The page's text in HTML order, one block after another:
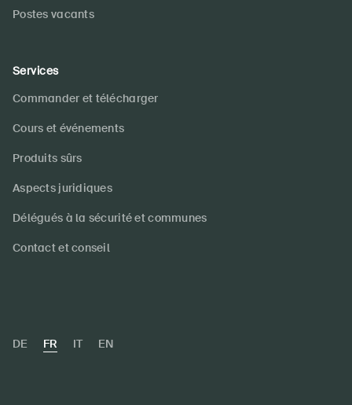
Postes vacants
Services
Commander et télécharger
Cours et événements
Produits sûrs
Aspects juridiques
Délégués à la sécurité et communes
Contact et conseil
DE FR IT EN